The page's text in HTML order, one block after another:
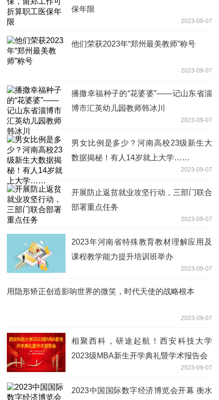
保年限
2023-09-07
他们荣获2023年“郑州最美教师”称号
2023-09-07
播撒幸福种子的“花婆婆”——记山东省淄
博市汇英幼儿园教师韩冰川
2023-09-07
男女比例是多少？河南高校23级新生大
数据揭秘！有人14岁就上大学……
2023-09-07
开展防止返贫就业攻坚行动，三部门联合
部署重点任务
2023-09-07
​2023年河南省特殊教育教材理解应用及
课程教学能力提升培训班举办
2023-09-07
用隐形矫正创造影响世界的微笑，时代天使的战略根本
2023-09-07
相聚西科，研途起航！西安科技大学
2023级MBA新生开学典礼暨学术报告会
2023-09-07
2023中国国际数字经济博览会开幕 衡水